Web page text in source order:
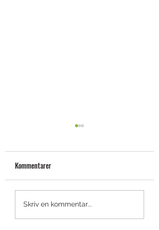
Footjoy tar spelet till nästa
Kommentarer
Skriv en kommentar...